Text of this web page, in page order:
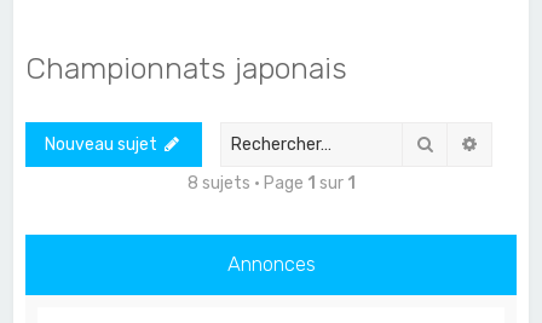
Championnats japonais
Nouveau sujet Rechercher
8 sujets • Page 1 sur 1
Annonces